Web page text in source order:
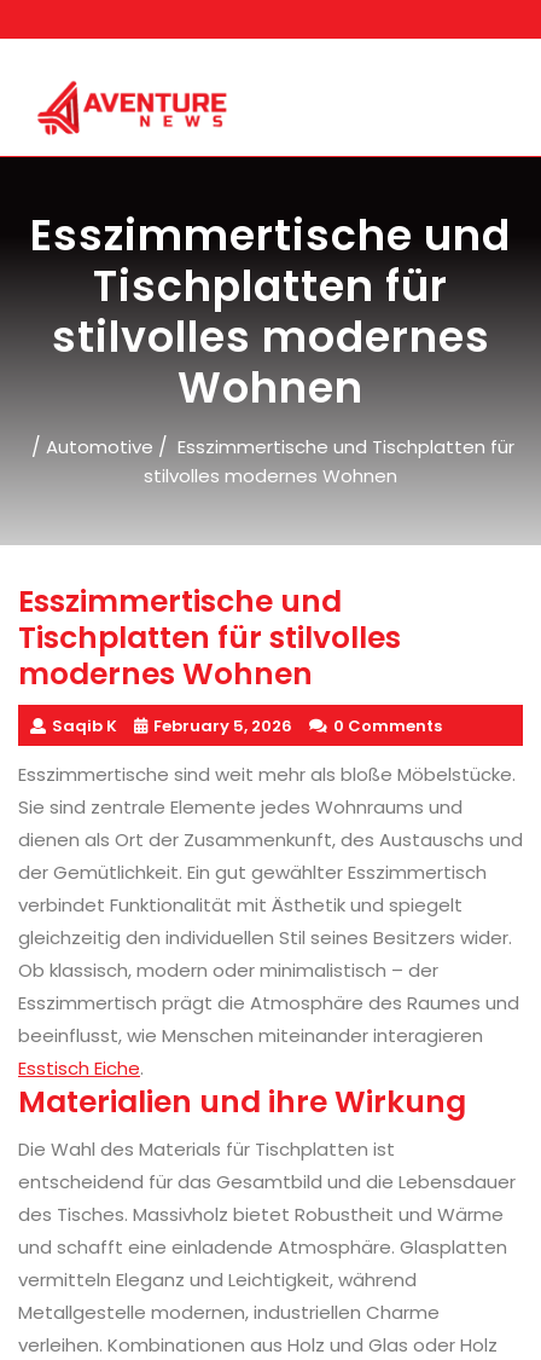
to
Esszimmertische und
Tischplatten für
stilvolles modernes
Wohnen
/ Automotive / Esszimmertische und Tischplatten für
stilvolles modernes Wohnen
Esszimmertische und
Tischplatten für stilvolles
modernes Wohnen
Saqib K February 5, 2026 0 Comments
Esszimmertische sind weit mehr als bloße Möbelstücke.
Sie sind zentrale Elemente jedes Wohnraums und
dienen als Ort der Zusammenkunft, des Austauschs und
der Gemütlichkeit. Ein gut gewählter Esszimmertisch
verbindet Funktionalität mit Ästhetik und spiegelt
gleichzeitig den individuellen Stil seines Besitzers wider.
Ob klassisch, modern oder minimalistisch – der
Esszimmertisch prägt die Atmosphäre des Raumes und
beeinflusst, wie Menschen miteinander interagieren
Esstisch Eiche.
Materialien und ihre Wirkung
Die Wahl des Materials für Tischplatten ist
entscheidend für das Gesamtbild und die Lebensdauer
des Tisches. Massivholz bietet Robustheit und Wärme
und schafft eine einladende Atmosphäre. Glasplatten
vermitteln Eleganz und Leichtigkeit, während
Metallgestelle modernen, industriellen Charme
verleihen. Kombinationen aus Holz und Glas oder Holz